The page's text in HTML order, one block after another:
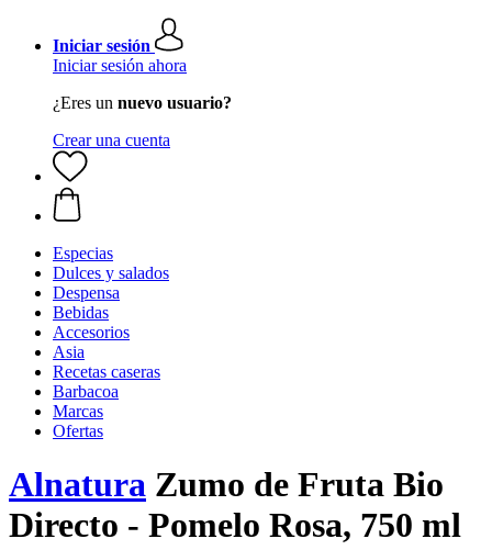
Iniciar sesión
Iniciar sesión ahora
¿Eres un nuevo usuario?
Crear una cuenta
Especias
Dulces y salados
Despensa
Bebidas
Accesorios
Asia
Recetas caseras
Barbacoa
Marcas
Ofertas
Alnatura Zumo de Fruta Bio
Directo - Pomelo Rosa, 750 ml